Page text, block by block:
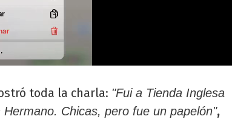
toda la charla: "Fui a Tienda Inglesa
Chicas, pero fue un papelón",